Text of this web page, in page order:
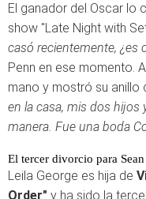
El ganador del Oscar lo
show "Late Night with
casó recientemente, ¿es
Penn en ese momento.
mano y mostró su anillo
en la casa, mis dos hijos
manera. Fue una boda
El tercer divorcio para Sean
Leila George es hija de
Order" y ha sido la